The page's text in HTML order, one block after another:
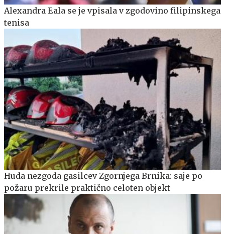
Alexandra Eala se je vpisala v zgodovino filipinskega
tenisa
Huda nezgoda gasilcev Zgornjega Brnika: saje po
požaru prekrile praktično celoten objekt